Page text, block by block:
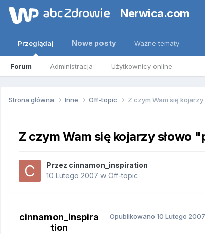
Nerwica.com
Przeglądaj
Forum Administracja Użytkownicy online
Nowe posty Ważne tematy
Strona główna Inne Off-topic Z czym Wam się kojarzy
Z czym Wam się kojarzy słowo
Przez cinnamon_inspiration
10 Lutego 2007 w Off-topic
cinnamon_inspira
tion
Opublikowano 10 Lutego 2007